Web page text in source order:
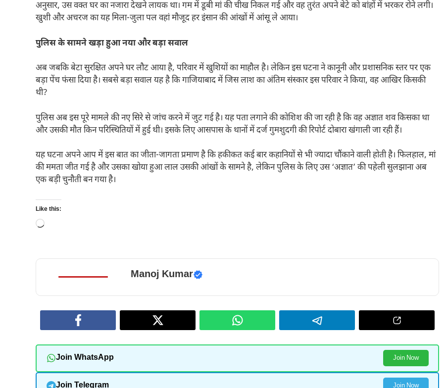
अनुसार, उस वक्त घर का नजारा देखने लायक था। गम में डूबी मां की चीख निकल गई और वह तुरंत अपने बेटे को बांहों में भरकर रोने लगी।
खुशी और अचरज का यह मिला-जुला पल वहां मौजूद हर इंसान की आंखों में आंसू ले आया।
पुलिस के सामने खड़ा हुआ नया और बड़ा सवाल
अब जबकि बेटा सुरक्षित अपने घर लौट आया है, परिवार में खुशियों का माहौल है। लेकिन इस घटना ने कानूनी और प्रशासनिक स्तर पर एक
बड़ा पेंच फंसा दिया है। सबसे बड़ा सवाल यह है कि गाजियाबाद में जिस लाश का अंतिम संस्कार इस परिवार ने किया, वह आखिर किसकी
थी?
पुलिस अब इस पूरे मामले की नए सिरे से जांच करने में जुट गई है। यह पता लगाने की कोशिश की जा रही है कि वह अज्ञात शव किसका था
और उसकी मौत किन परिस्थितियों में हुई थी। इसके लिए आसपास के थानों में दर्ज गुमशुदगी की रिपोर्ट दोबारा खंगाली जा रही हैं।
यह घटना अपने आप में इस बात का जीता-जागता प्रमाण है कि हकीकत कई बार कहानियों से भी ज्यादा चौंकाने वाली होती है। फिलहाल, मां
की ममता जीत गई है और उसका खोया हुआ लाल उसकी आंखों के सामने है, लेकिन पुलिस के लिए उस ‘अज्ञात’ की पहेली सुलझाना अब
एक बड़ी चुनौती बन गया है।
Like this:
Loading…
Manoj Kumar
Join WhatsApp Join Now
Join Now